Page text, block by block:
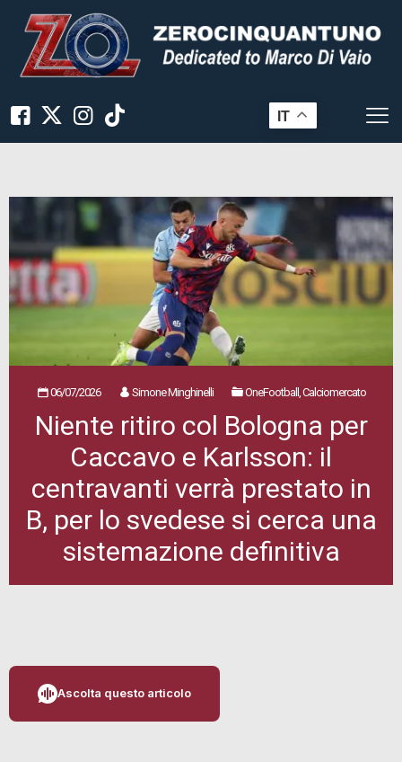
IT
06/07/2026 Simone Minghinelli OneFootball, Calciomercato
Niente ritiro col Bologna per
Caccavo e Karlsson: il
centravanti verrà prestato in
B, per lo svedese si cerca una
sistemazione definitiva
Ascolta questo articolo